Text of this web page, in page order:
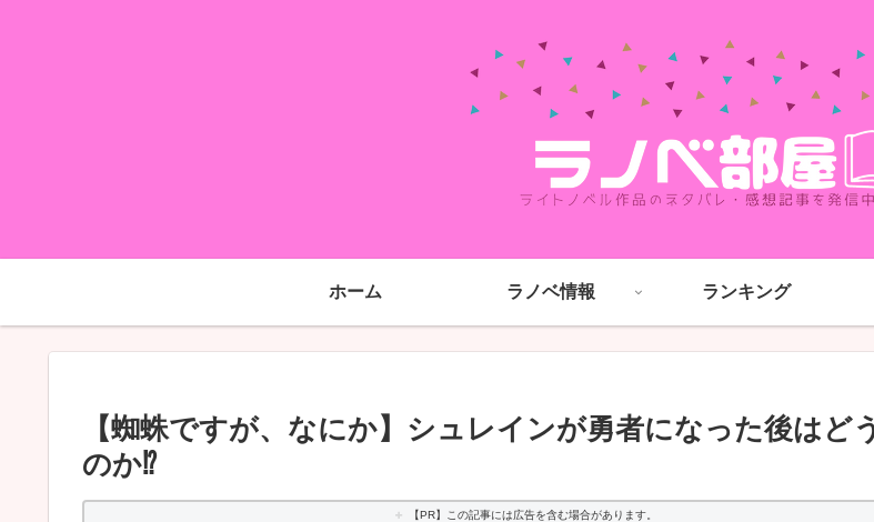
ホーム ラノベ情報 ランキング
【蜘蛛ですが、なにか】シュレインが勇者になった後はど
のか⁉
【PR】この記事には広告を含む場合があります。